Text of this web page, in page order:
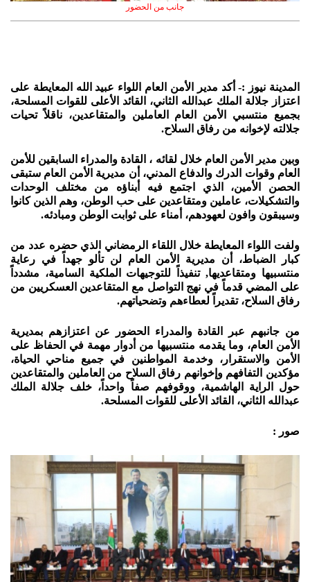
جانب من الحضور
المدينة نيوز :- أكد مدير الأمن العام اللواء عبيد الله المعايطة على
اعتزاز جلالة الملك عبدالله الثاني، القائد الأعلى للقوات المسلحة،
بجميع منتسبي الأمن العام العاملين والمتقاعدين، ناقلاً تحيات
جلالته لإخوانه من رفاق السلاح.
وبين مدير الأمن العام خلال لقائه ، القادة والمدراء السابقين للأمن
العام وقوات الدرك والدفاع المدني، أن مديرية الأمن العام ستبقى
الحصن الأمين، الذي اجتمع فيه أبناؤه من مختلف الوحدات
والتشكيلات، عاملين ومتقاعدين على حب الوطن، وهم الذين كانوا
وسيبقون وافون لعهودهم، أمناء على ثوابت الوطن ومبادئه.
ولفت اللواء المعايطة خلال اللقاء الرمضاني الذي حضره عدد من
كبار الضباط، أن مديرية الأمن العام لن تألو جهداً في رعاية
منتسبيها ومتقاعديها, تنفيذاً للتوجيهات الملكية السامية، مشدداً
على المضي قدماً في نهج التواصل مع المتقاعدين العسكريين من
رفاق السلاح، تقديراً لعطاءهم وتضحياتهم.
من جانبهم عبر القادة والمدراء الحضور عن اعتزازهم بمديرية
الأمن العام، وما يقدمه منتسبيها من أدوار مهمة في الحفاظ على
الأمن والاستقرار، وخدمة المواطنين في جميع مناحي الحياة،
مؤكدين التفافهم وإخوانهم رفاق السلاح من العاملين والمتقاعدين
حول الراية الهاشمية، ووقوفهم صفاً واحداً، خلف جلالة الملك
عبدالله الثاني، القائد الأعلى للقوات المسلحة.
صور :